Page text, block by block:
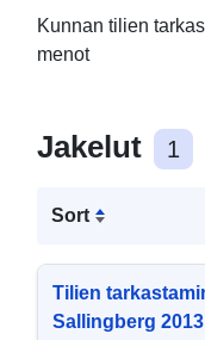
Kunnan tilien
menot
Jakelut 1
Sort
Tilien
Sallingberg